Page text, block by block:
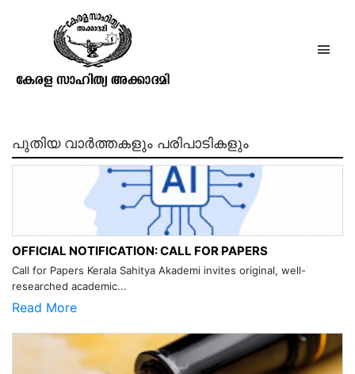
ഭക്തിലഹരി
പുതിയ വാർത്തകളും പരിപാടികളും
OFFICIAL NOTIFICATION: CALL FOR PAPERS
Call for Papers Kerala Sahitya Akademi invites original, well-
researched academic...
Read More